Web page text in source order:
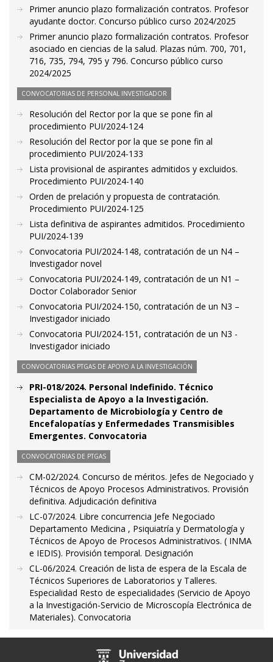
Primer anuncio plazo formalización contratos. Profesor
ayudante doctor. Concurso público curso 2024/2025
Primer anuncio plazo formalización contratos. Profesor
asociado en ciencias de la salud. Plazas núm. 700, 701,
716, 735, 794, 795 y 796. Concurso público curso
2024/2025
CONVOCATORIAS DE PERSONAL INVESTIGADOR
Resolución del Rector por la que se pone fin al
procedimiento PUI/2024-124
Resolución del Rector por la que se pone fin al
procedimiento PUI/2024-133
Lista provisional de aspirantes admitidos y excluidos.
Procedimiento PUI/2024-140
Orden de prelación y propuesta de contratación.
Procedimiento PUI/2024-125
Lista definitiva de aspirantes admitidos. Procedimiento
PUI/2024-139
Convocatoria PUI/2024-148, contratación de un N4 –
Investigador novel
Convocatoria PUI/2024-149, contratación de un N1 –
Doctor Colaborador Senior
Convocatoria PUI/2024-150, contratación de un N3 –
Investigador iniciado
Convocatoria PUI/2024-151, contratación de un N3 -
Investigador iniciado
CONVOCATORIAS PTGAS DE APOYO A LA INVESTIGACIÓN
PRI-018/2024. Personal Indefinido. Técnico
Especialista de Apoyo a la Investigación.
Departamento de Microbiología y Centro de
Encefalopatías y Enfermedades Transmisibles
Emergentes. Convocatoria
CONVOCATORIAS DE PTGAS
CM-02/2024. Concurso de méritos. Jefes de Negociado y
Técnicos de Apoyo Procesos Administrativos. Provisión
definitiva. Adjudicación definitiva
LC-07/2024. Libre concurrencia Jefe Negociado
Departamento Medicina , Psiquiatría y Dermatología y
Técnicos de Apoyo de Procesos Administrativos. ( INMA
e IEDIS). Provisión temporal. Designación
CL-06/2024. Creación de lista de espera de la Escala de
Técnicos Superiores de Laboratorios y Talleres.
Especialidad Resto de especialidades (Servicio de Apoyo
a la Investigación-Servicio de Microscopía Electrónica de
Materiales). Convocatoria